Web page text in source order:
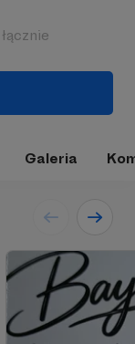
łącznie
Galeria